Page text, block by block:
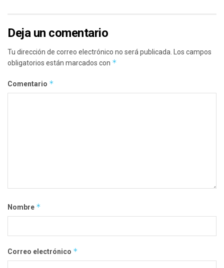
Deja un comentario
Tu dirección de correo electrónico no será publicada.
Los campos
obligatorios están marcados con *
Comentario *
Nombre *
Correo electrónico *